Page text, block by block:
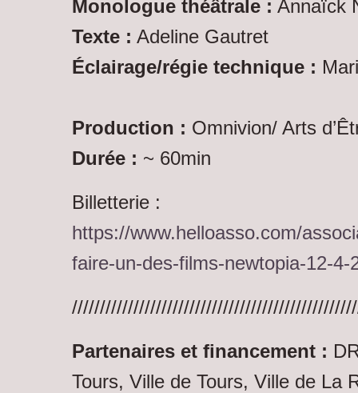
Monologue théâtrale : Annaïck
Texte : Adeline Gautret
Éclairage/régie technique :
Production : Omnivion/ Arts
Durée : ~ 60min
Billetterie :
https://www.helloasso.com/
faire-un-des-films-newtopia-12-4-
Partenaires et financement :
Tours, Ville de Tours, Ville de La